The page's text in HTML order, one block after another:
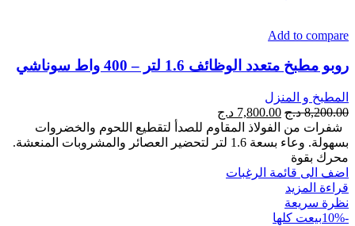
Add to compare
روبو مطبخ متعدد الوظائف 1.6 لتر – 400 واط سوناشي
المطبخ و المنزل
8,200.00 د.ج السعر
الأصلي
هو:
7,800.00 د.ج
الحالي
هو:
شفرات من الفولاذ المقاوم للصدأ لتقطيع اللحوم والخضروات
بسهولة. وعاء بسعة 1.6 لتر لتحضير العصائر والمشروبات المنعشة.
محرك بقوة
اضف الى قائمة الرغبات
قراءة المزيد
نظرة سريعة
-10%
بيعت كلها